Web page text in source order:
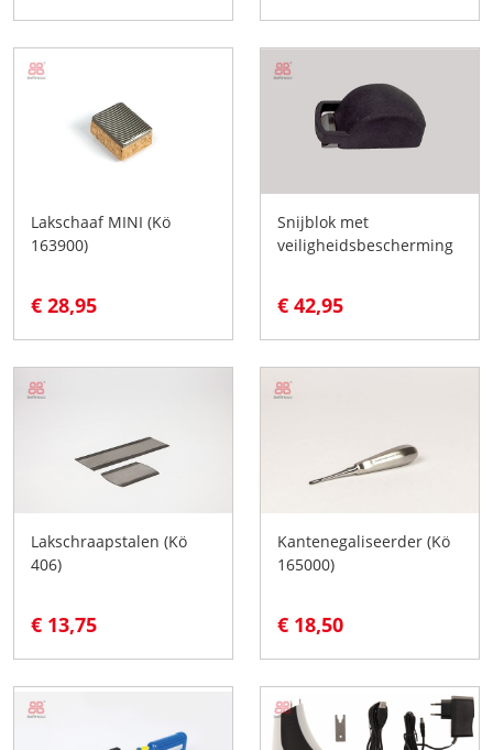
Lakschaaf MINI (Kö
163900)
€ 28,95
Snijblok met
veiligheidsbescherming
€ 42,95
Lakschraapstalen (Kö
406)
€ 13,75
Kantenegaliseerder (Kö
165000)
€ 18,50